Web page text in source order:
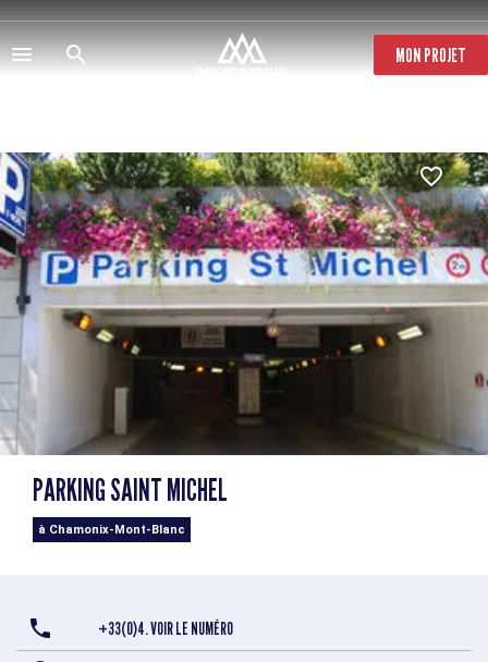
Aller
au
contenu
principal
MON PROJET
PARKING SAINT MICHEL
à Chamonix-Mont-Blanc
+33(0)4. VOIR LE NUMÉRO